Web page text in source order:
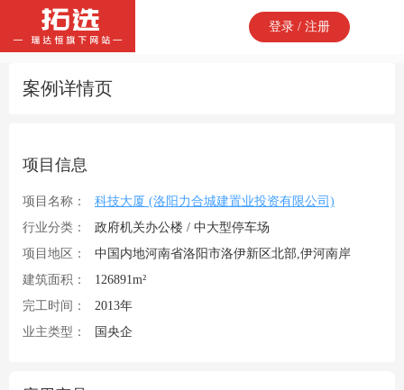
登录 / 注册
案例详情页
项目信息
项目名称：
科技大厦 (洛阳力合城建置业投资有限公司)
行业分类：
政府机关办公楼 / 中大型停车场
项目地区：
中国内地河南省洛阳市洛伊新区北部,伊河南岸
建筑面积：
126891m²
完工时间：
2013年
业主类型：
国央企